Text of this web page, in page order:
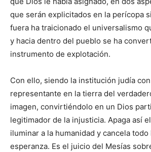
que serán explicitados en la perícopa
fuera ha traicionado el universalismo
y hacia dentro del pueblo se ha
instrumento de explotación.
Con ello, siendo la institución judía
representante en la tierra del
imagen, convirtiéndolo en un Dios
legitimador de la injusticia. Apaga así
iluminar a la humanidad y cancela
esperanza. Es el juicio del Mesías